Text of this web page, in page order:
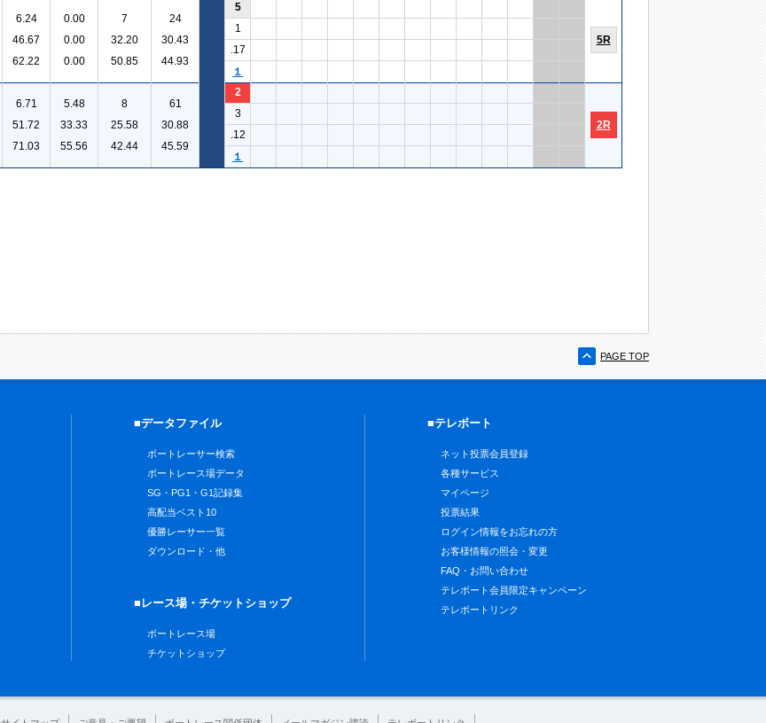
6.24
46.67
62.22
0.00
0.00
0.00
7
32.20
50.85
24
30.43
44.93
5
5R
1
.17
１
6.71
51.72
71.03
5.48
33.33
55.56
8
25.58
42.44
61
30.88
45.59
2
2R
3
.12
１
PAGE TOP
■データファイル
ボートレーサー検索
ボートレース場データ
SG・PG1・G1記録集
高配当ベスト10
優勝レーサー一覧
ダウンロード・他
■レース場・チケットショップ
ボートレース場
チケットショップ
■テレボート
ネット投票会員登録
各種サービス
マイページ
投票結果
ログイン情報をお忘れの方
お客様情報の照会・変更
FAQ・お問い合わせ
テレボート会員限定キャンペーン
テレボートリンク